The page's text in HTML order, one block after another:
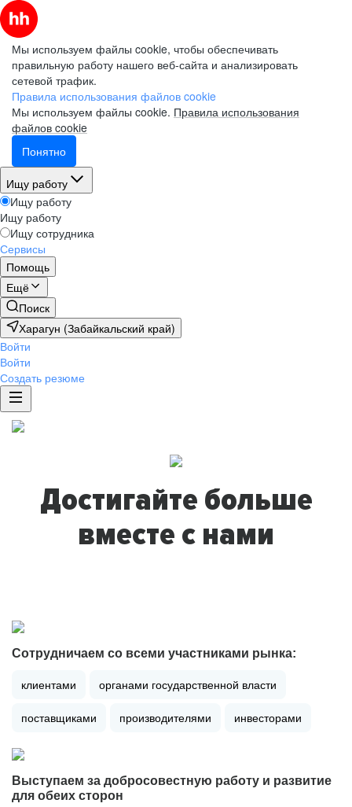
Мы используем файлы cookie, чтобы обеспечивать
правильную работу нашего веб-сайта и анализировать
сетевой трафик.
Правила использования файлов cookie
Мы используем файлы cookie. Правила использования
файлов cookie
Понятно
Ищу работу
Ищу работу
Ищу работу
Ищу сотрудника
Сервисы
Помощь
Ещё
Поиск
Харагун (Забайкальский край)
Войти
Войти
Создать резюме
Достигайте больше
вместе с нами
Сотрудничаем со всеми участниками рынка:
клиентами органами государственной власти
поставщиками производителями инвесторами
Выступаем за добросовестную работу и развитие
для обеих сторон